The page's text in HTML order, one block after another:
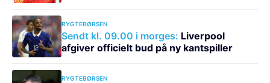
RYGTEBØRSEN
Sendt kl. 09.00 i morges: Liverpool
afgiver officielt bud på ny kantspiller
RYGTEBØRSEN